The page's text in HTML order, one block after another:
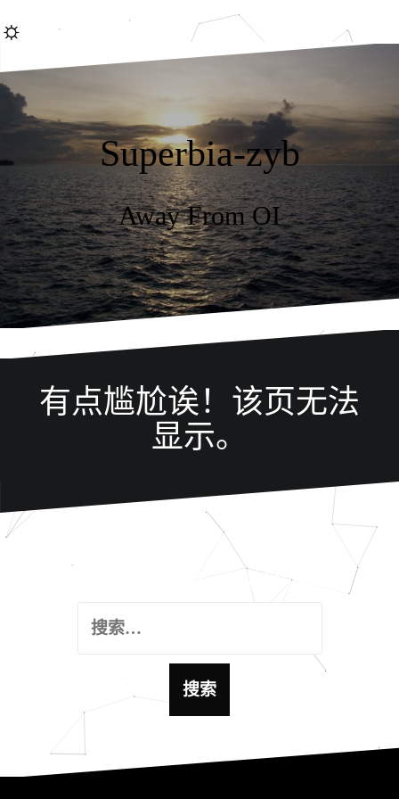
转
内
☼
Superbia-zyb
Away From OI
有点尴尬诶！该页无法
显示。
这里好像什么都没有, 试试搜索功能吧！
搜
索